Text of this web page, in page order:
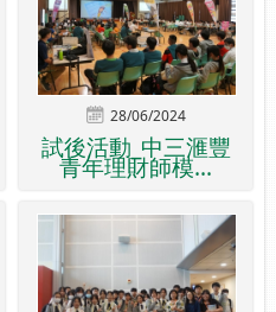
28/06/2024
試後活動_中三滙豐
青年理財師模...